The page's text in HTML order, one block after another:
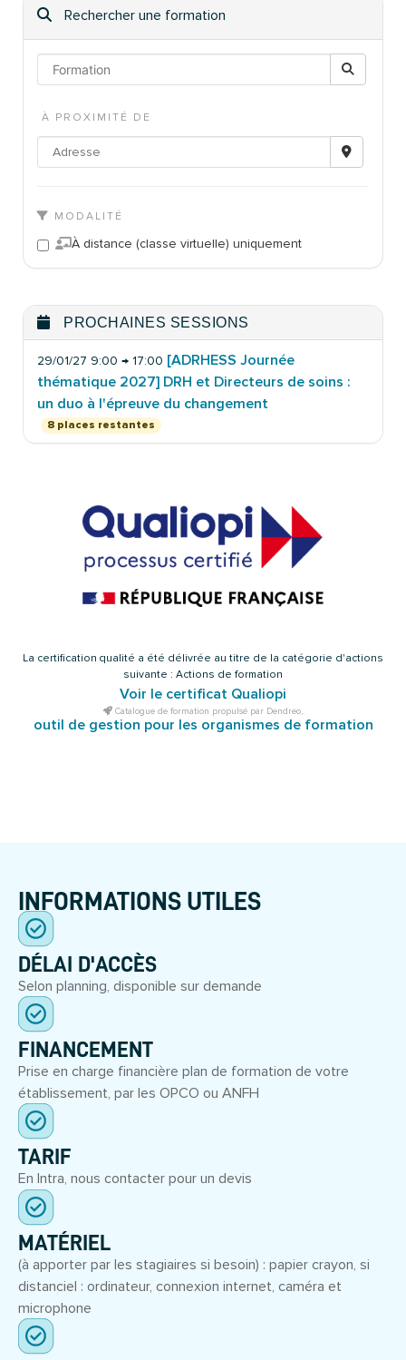
Rechercher une formation
À PROXIMITÉ DE
MODALITÉ
À distance (classe virtuelle) uniquement
PROCHAINES SESSIONS
29/01/27 9:00 → 17:00 [ADRHESS Journée
thématique 2027] DRH et Directeurs de soins :
un duo à l'épreuve du changement
8 places restantes
La certification qualité a été délivrée au titre de la catégorie d'actions
suivante : Actions de formation
Voir le certificat Qualiopi
Catalogue de formation propulsé par Dendreo,
outil de gestion pour les organismes de formation
INFORMATIONS UTILES
DÉLAI D'ACCÈS
Selon planning, disponible sur demande
FINANCEMENT
Prise en charge financière plan de formation de votre
établissement, par les OPCO ou ANFH
TARIF
En Intra, nous contacter pour un devis
MATÉRIEL
(à apporter par les stagiaires si besoin) : papier crayon, si
distanciel : ordinateur, connexion internet, caméra et
microphone